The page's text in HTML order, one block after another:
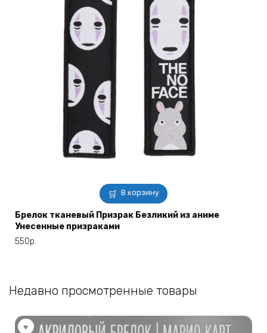
В корзину
Брелок тканевый Призрак Безликий из аниме
Унесенные призраками
550р.
Недавно просмотренные товары